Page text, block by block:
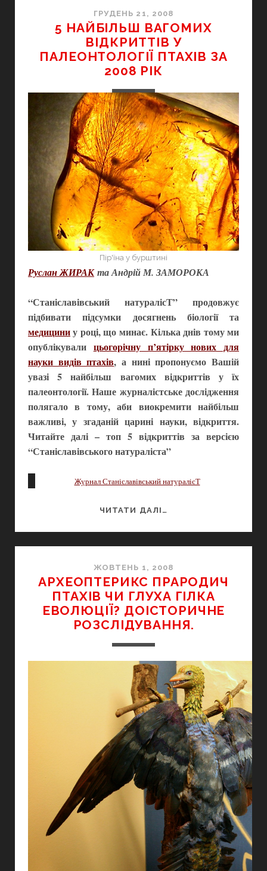
ГРУДЕНЬ 21, 2008
5 НАЙБІЛЬШ ВАГОМИХ
ВІДКРИТТІВ У
ПАЛЕОНТОЛОГІЇ ПТАХІВ ЗА
2008 РІК
Пір'їна у бурштині
Руслан ЖИРАКта Андрій М. ЗАМОРОКА
“Станіславівський натуралісТ” продовжує
підбивати підсумки досягнень біології та
медициниу році, що минає. Кілька днів тому ми
опублікували цьогорічну п’ятірку нових для
науки видів птахів, а нині пропонуємо Вашій
увазі 5 найбільш вагомих відкриттів у їх
палеонтології. Наше журналістське дослідження
полягало в тому, аби виокремити найбільш
важливі, у згаданій царині науки, відкриття.
Читайте далі – топ 5 відкриттів за версією
“Станіславівського натураліста”
Журнал Станіславівський натуралісТ
ЧИТАТИ ДАЛІ…
У
ПАЛЕОНТОЛОГІЇ
ПТАХІВ
ЗА
2008
ЖОВТЕНЬ 1, 2008
АРХЕОПТЕРИКС ПРАРОДИЧ
ПТАХІВ ЧИ ГЛУХА ГІЛКА
ЕВОЛЮЦІЇ? ДОІСТОРИЧНЕ
РОЗСЛІДУВАННЯ.